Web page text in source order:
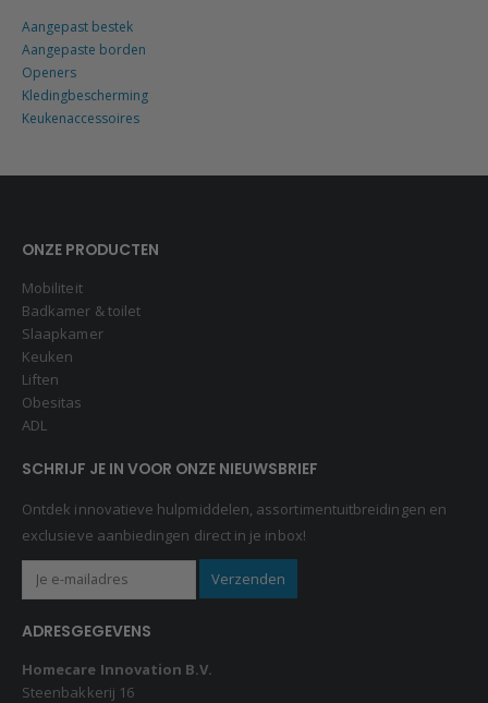
Aangepast bestek
Aangepaste borden
Openers
Kledingbescherming
Keukenaccessoires
ONZE PRODUCTEN
Mobiliteit
Badkamer & toilet
Slaapkamer
Keuken
Liften
Obesitas
ADL
SCHRIJF JE IN VOOR ONZE NIEUWSBRIEF
Ontdek innovatieve hulpmiddelen, assortimentuitbreidingen en
exclusieve aanbiedingen direct in je inbox!
ADRESGEGEVENS
Homecare Innovation B.V.
Steenbakkerij 16